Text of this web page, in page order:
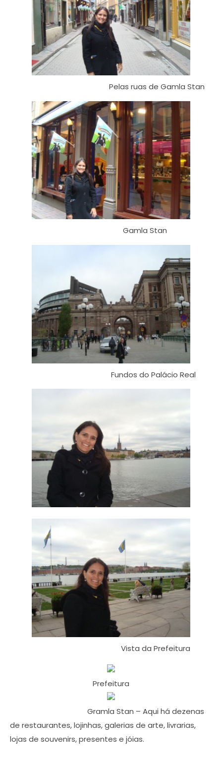
Pelas ruas de Gamla Stan
Gamla Stan
Fundos do Palácio Real
Vista da Prefeitura
Prefeitura
Gramla Stan – Aqui há dezenas
de restaurantes, lojinhas, galerias de arte, livrarias,
lojas de souvenirs, presentes e jóias.